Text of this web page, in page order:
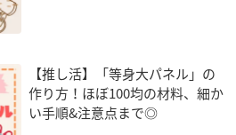
【推し活】「等身大パネル」の
作り方！ほぼ100均の材料、細か
い手順&注意点まで◎